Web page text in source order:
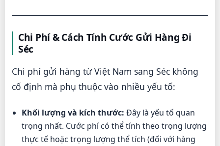
Chi Phí & Cách Tính Cước Gửi Hàng Đi
Séc
Chi phí gửi hàng từ Việt Nam sang Séc không
cố định mà phụ thuộc vào nhiều yếu tố:
Khối lượng và kích thước: Đây là yếu tố quan
trọng nhất. Cước phí có thể tính theo trọng lượng
thực tế hoặc trọng lượng thể tích (đối với hàng